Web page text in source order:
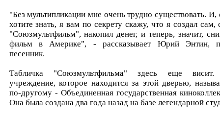
"Без мультипликации мне очень трудно существовать. И,
хотите знать, я вам по секрету скажу, что я создал сам,
"Союзмультфильм", накопил денег, и теперь, значит,
фильм в Америке", - рассказывает Юрий Энтин,
песенник.
Табличка "Союзмультфильма" здесь еще
учреждение, которое находится за этой дверью,
по-другому - Объединенная государственная
Она была создана два года назад на базе легендарной